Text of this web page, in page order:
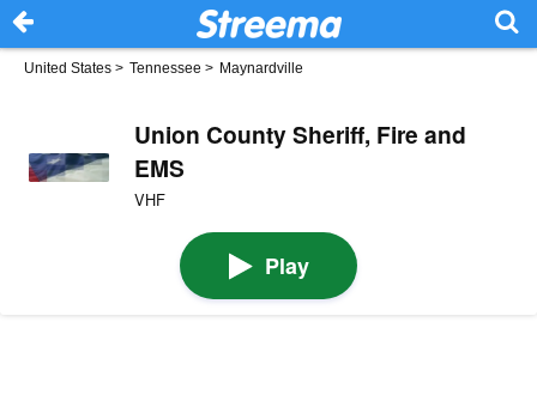
United States > Tennessee > Maynardville
Union County Sheriff, Fire and
EMS
VHF
Play